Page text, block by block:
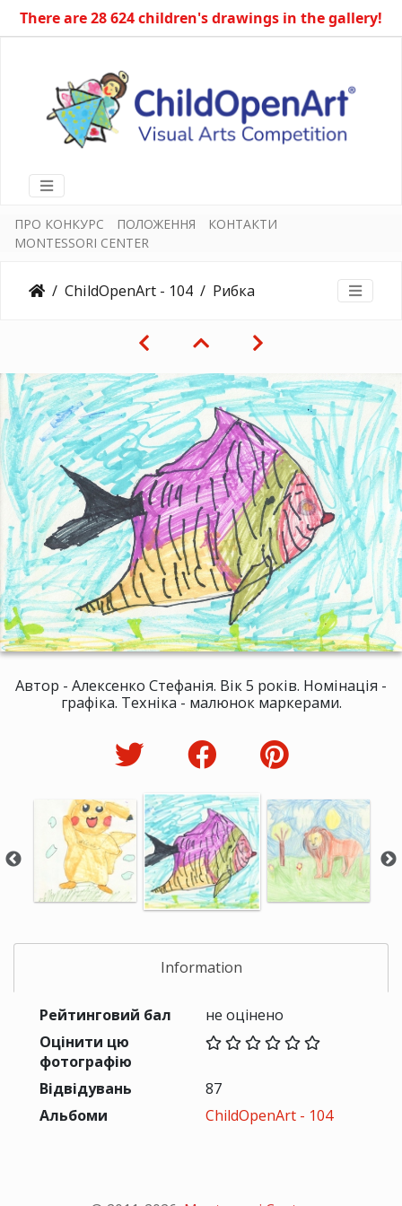
There are 28 624 children's drawings in the gallery!
ПРО КОНКУРС ПОЛОЖЕННЯ
КОНТАКТИ
MONTESSORI CENTER
ChildOpenArt - 104 Рибка
Автор - Алексенко Стефанія. Вік 5 років. Номінація -
графіка. Техніка - малюнок маркерами.
Information
Рейтинговий бал
не оцінено
Оцінити цю
фотографію
Відвідувань
87
Альбоми
ChildOpenArt - 104